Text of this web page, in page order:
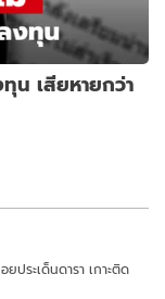
น เสียหายกว่า
ประเด็นดารา เกาะติด